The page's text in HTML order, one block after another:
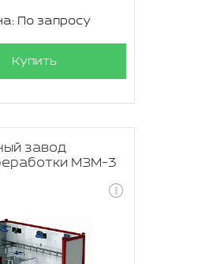
По запросу
Купить
завод
МЗМ-3